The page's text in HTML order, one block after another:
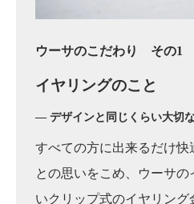
ウーサのこだわり その1
イヤリングのこと
― デザインと同じくらい大切
すべての方に出来るだけ快
との思いをこめ、ウーサ
いクリップ式のイヤリング